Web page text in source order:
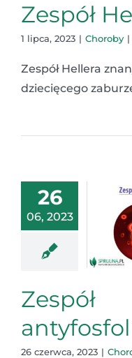
Zespół
1 lipca, 2023 | Choroby |
Zespół Hellera
dziecięcego
26
06, 2023
Zespół
26 czerwca, 2023 |